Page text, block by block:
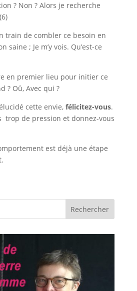
? Non ? Alors je recherche
train de combler ce besoin en
saine ; Je m’y vois. Qu’est-ce
en premier lieu pour initier ce
? Oû, Avec qui ?
cette envie, félicitez-vous.
trop de pression et donnez-vous
est déjà une étape